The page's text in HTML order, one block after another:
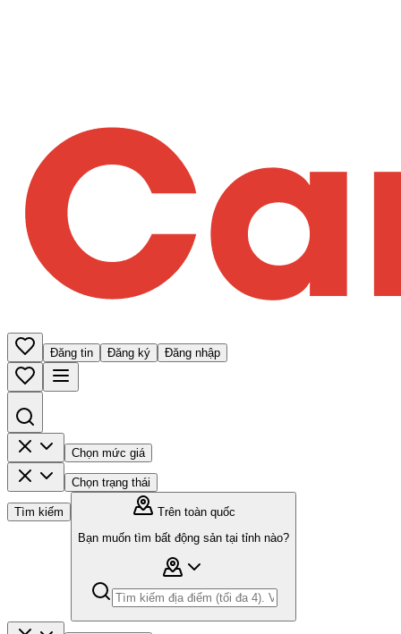
Đăng tin Đăng ký Đăng nhập
Chọn mức giá
Chọn trạng thái
Tìm kiếm
Trên toàn quốc
Bạn muốn tìm bất động sản tại tỉnh nào?